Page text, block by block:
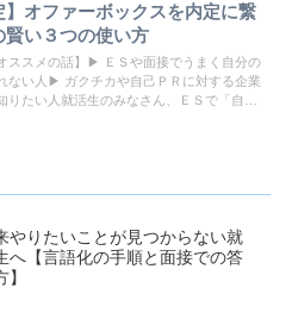
】オファーボックスを内定に繋
賢い３つの使い方
ススメの話】▶ ＥＳや面接でうまく自分の
ない人▶ ガクチカや自己ＰＲに対する企業
りたい人就活生のみなさん、ＥＳで「自分
やりたいことが見つからない就
へ【言語化の手順と面接での答
】